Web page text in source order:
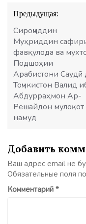
Навигация
по
записям
Предыдущая:
Сироҷиддин
Муҳриддин
фавқулода ва
Подшоҳии
Арабистони Саудӣ
Тоҷикистон Валид
Абдурраҳмон Ар-
Решайдон мулоқот
намуд
Добавить
Ваш адрес email не
Обязательные поля
Комментарий *